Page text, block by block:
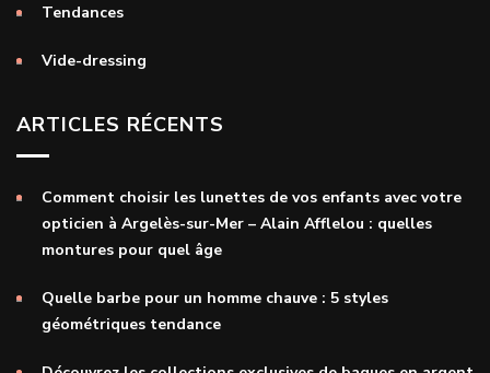
Tendances
Vide-dressing
ARTICLES RÉCENTS
Comment choisir les lunettes de vos enfants avec votre
opticien à Argelès-sur-Mer – Alain Afflelou : quelles
montures pour quel âge
Quelle barbe pour un homme chauve : 5 styles
géométriques tendance